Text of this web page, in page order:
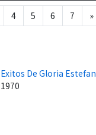
4 5 6 7 »
Exitos De Gloria Estefan
1970